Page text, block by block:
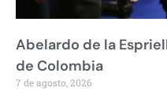
Abelardo de la
de Colombia
7 de agosto, 2026